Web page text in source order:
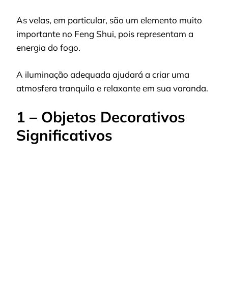
As velas, em particular, são um elemento muito
importante no Feng Shui, pois representam a
energia do fogo.
A iluminação adequada ajudará a criar uma
atmosfera tranquila e relaxante em sua varanda.
1 – Objetos Decorativos
Significativos